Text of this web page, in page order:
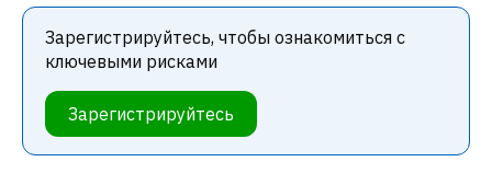
Зарегистрируйтесь, чтобы ознакомиться с
ключевыми рисками
Зарегистрируйтесь